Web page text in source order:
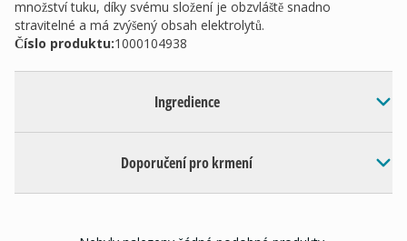
množství tuku, díky svému složení je obzvláště snadno
stravitelné a má zvýšený obsah elektrolytů.
Číslo produktu:1000104938
Ingredience
Doporučení pro krmení